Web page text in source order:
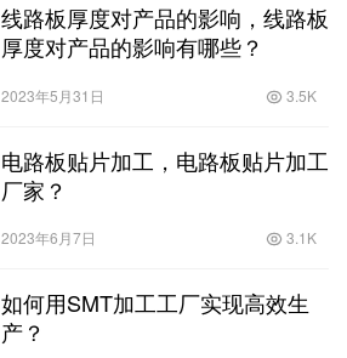
线路板厚度对产品的影响，线路板
厚度对产品的影响有哪些？
2023年5月31日 3.5K
电路板贴片加工，电路板贴片加工
厂家？
2023年6月7日 3.1K
如何用SMT加工工厂实现高效生
产？